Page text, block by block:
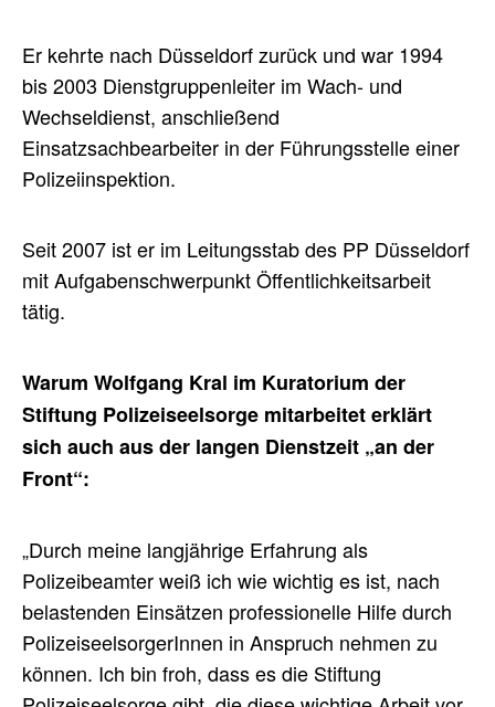
Er kehrte nach Düsseldorf zurück und war 1994
bis 2003 Dienstgruppenleiter im Wach- und
Wechseldienst, anschließend
Einsatzsachbearbeiter in der Führungsstelle einer
Polizeiinspektion.
Seit 2007 ist er im Leitungsstab des PP Düsseldorf
mit Aufgabenschwerpunkt Öffentlichkeitsarbeit
tätig.
Warum Wolfgang Kral im Kuratorium der
Stiftung Polizeiseelsorge mitarbeitet erklärt
sich auch aus der langen Dienstzeit „an der
Front“:
„Durch meine langjährige Erfahrung als
Polizeibeamter weiß ich wie wichtig es ist, nach
belastenden Einsätzen professionelle Hilfe durch
PolizeiseelsorgerInnen in Anspruch nehmen zu
können. Ich bin froh, dass es die Stiftung